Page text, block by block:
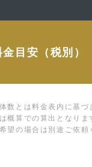
目安（税別）
数とは料金表内に基づ
概算での算出となりま
望の場合は別途ご依頼